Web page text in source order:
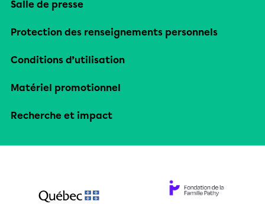
Salle de presse
Protection des renseignements personnels
Conditions d’utilisation
Matériel promotionnel
Recherche et impact